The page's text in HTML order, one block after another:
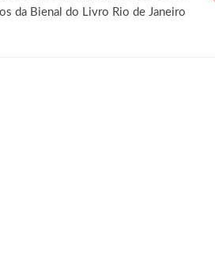
da Bienal do Livro Rio de Janeiro